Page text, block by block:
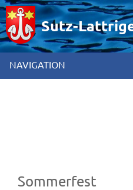
Hinweis zur Verwendung von
optimal zu gestalten und
verwenden wir Cookies. Durch
stimmen Sie der
Sutz-
NAVIGATION
Sommerfest